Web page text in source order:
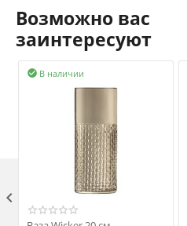
Возможно вас
заинтересуют
В наличии

